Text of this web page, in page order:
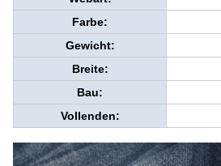
Farbe:
Gewicht:
Breite:
Bau:
Vollenden: